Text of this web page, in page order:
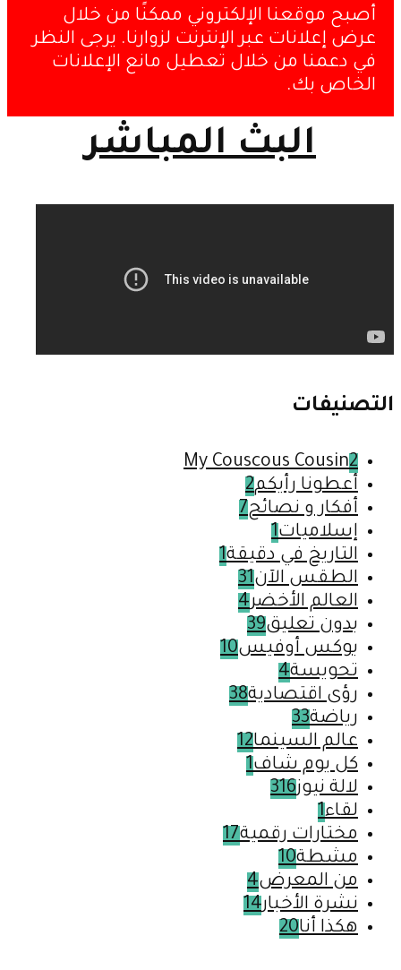
أصبح موقعنا الإلكتروني ممكنًا من خلال
عرض إعلانات عبر الإنترنت لزوارنا. يرجى النظر
في دعمنا من خلال تعطيل مانع الإعلانات
الخاص بك.
البث المباشر
التصنيفات
My Couscous Cousin2
أعطونا رأيكم2
أفكار و نصائح7
إسلاميات1
التاريخ في دقيقة1
الطقس الآن31
العالم الأخضر4
بدون تعليق39
بوكس أوفيس10
تحويسة4
رؤى اقتصادية38
رياضة33
عالم السينما12
كل يوم شاف1
لالة نيوز316
لقاء1
مختارات رقمية17
مشطة10
من المعرض4
نشرة الأخبار14
هكذا أنا20